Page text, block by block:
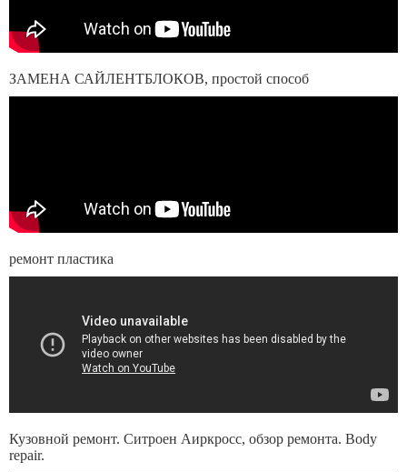
ЗАМЕНА САЙЛЕНТБЛОКОВ, простой способ
ремонт пластика
Кузовной ремонт. Ситроен Аиркросс, обзор ремонта. Body
repair.